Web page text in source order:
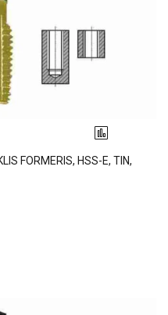
FORMERIS, HSS-E, TIN,